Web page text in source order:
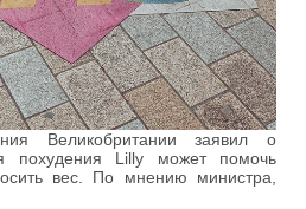
Великобритании заявил о
похудения Lilly может помочь
вес. По мнению министра,